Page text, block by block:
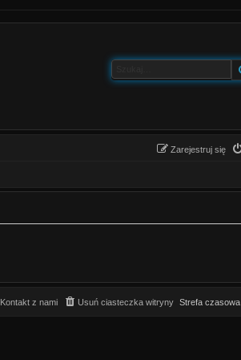
Zarejestruj się
Strefa czasowa
Usuń ciasteczka witryny
Kontakt z nami